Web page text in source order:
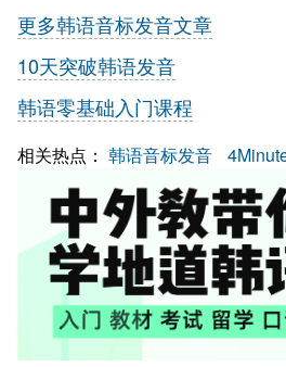
更多韩语音标发音文章
10天突破韩语发音
韩语零基础入门课程
相关热点： 韩语音标发音